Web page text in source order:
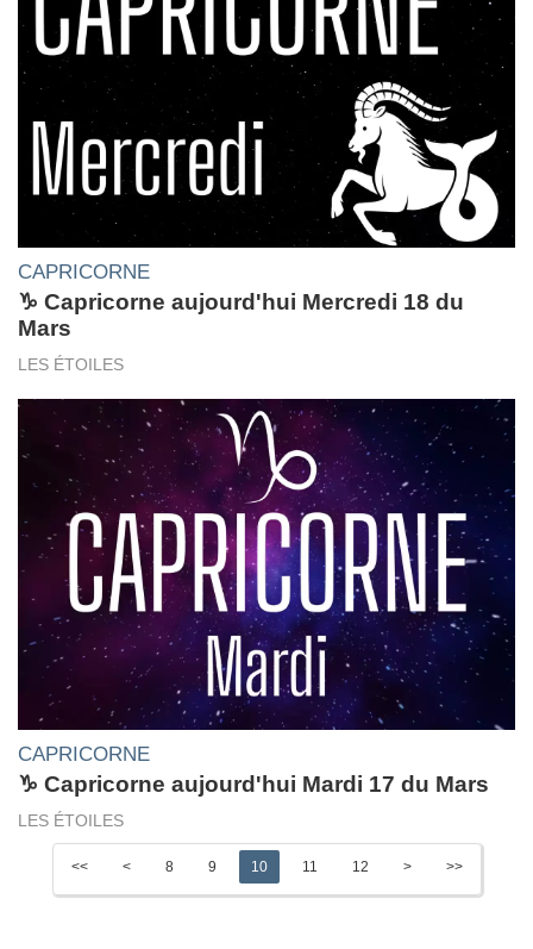
CAPRICORNE
♑ Capricorne aujourd'hui Mercredi 18 du
Mars
LES ÉTOILES
CAPRICORNE
♑ Capricorne aujourd'hui Mardi 17 du Mars
LES ÉTOILES
<< < 8 9 10 11 12 > >>